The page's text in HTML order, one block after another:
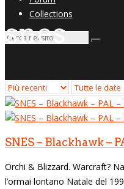
Collections
snes
SNES – Blackhawk –
Orchi & Blizzard. Warcraft?
l’ormai lontano Natale del